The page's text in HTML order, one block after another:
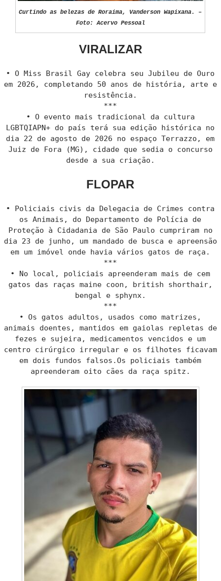
Curtindo as belezas de Roraima, Vanderson Wapixana. –
Foto: Acervo Pessoal
VIRALIZAR
• O Miss Brasil Gay celebra seu Jubileu de Ouro
em 2026, completando 50 anos de história, arte e
resistência.
***
• O evento mais tradicional da cultura
LGBTQIAPN+ do país terá sua edição histórica no
dia 22 de agosto de 2026 no espaço Terrazzo, em
Juiz de Fora (MG), cidade que sedia o concurso
desde a sua criação.
FLOPAR
• Policiais civis da Delegacia de Crimes contra
os Animais, do Departamento de Polícia de
Proteção à Cidadania de São Paulo cumpriram no
dia 23 de junho, um mandado de busca e apreensão
em um imóvel onde havia vários gatos de raça.
***
• No local, policiais apreenderam mais de cem
gatos das raças maine coon, british shorthair,
bengal e sphynx.
***
• Os gatos adultos, usados como matrizes,
animais doentes, mantidos em gaiolas repletas de
fezes e sujeira, medicamentos vencidos e um
centro cirúrgico irregular e os filhotes ficavam
em dois fundos falsos.Os policiais também
apreenderam oito cães da raça spitz.